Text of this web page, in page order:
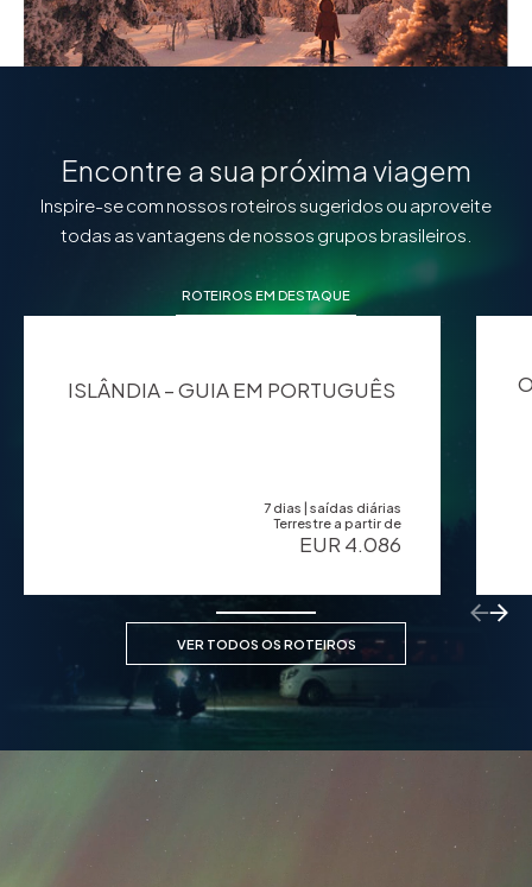
Encontre a sua próxima viagem
Inspire-se com nossos roteiros sugeridos ou aproveite
todas as vantagens de nossos grupos brasileiros.
ROTEIROS EM DESTAQUE
ISLÂNDIA – GUIA EM PORTUGUÊS
7 dias | saídas diárias
Terrestre a partir de
EUR 4.086
VER TODOS OS ROTEIROS